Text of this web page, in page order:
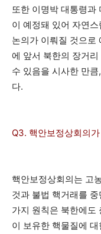
또한 이명박 대통령과
이 예정돼 있어 자연
논의가 이뤄질 것으로
에 앞서 북한의 장거
수 있음을 시사한 만
다.
Q3. 핵안보정상회의
핵안보정상회의는 고
것과 불법 핵거래를
가지 원칙은 북한에도
이 보유한 핵물질에